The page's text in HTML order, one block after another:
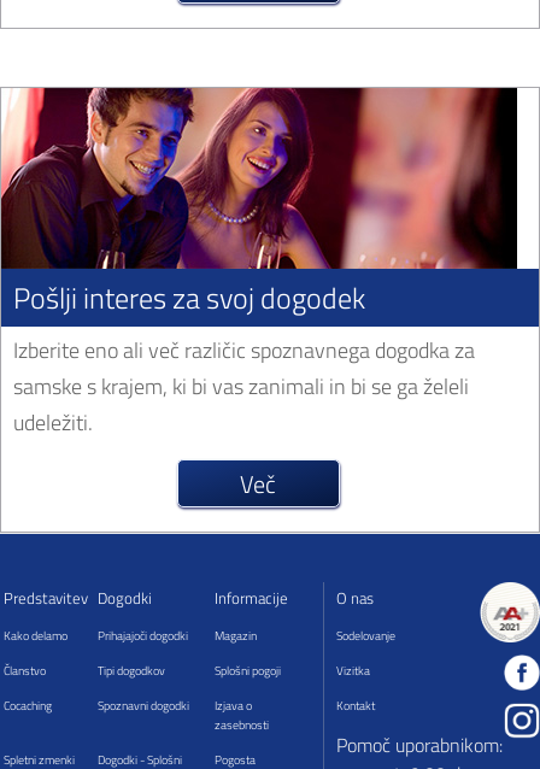
Pošlji interes za svoj dogodek
Izberite eno ali več različic spoznavnega dogodka za
samske s krajem, ki bi vas zanimali in bi se ga želeli
udeležiti.
Več
Predstavitev Dogodki Informacije
Kako delamo Prihajajoči dogodki
Magazin
Članstvo
Tipi dogodkov
Splošni pogoji
Cocaching
Spoznavni dogodki
Izjava o
zasebnosti
Spletni zmenki
Dogodki - Splošni Pogosta
O nas
Sodelovanje
Vizitka
Kontakt
Pomoč uporabnikom: